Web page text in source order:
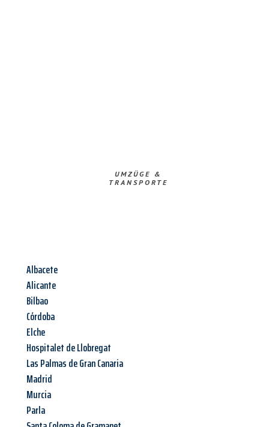
UMZÜGE &
TRANSPORTE
Albacete
Alicante
Bilbao
Córdoba
Elche
Hospitalet de Llobregat
Las Palmas de Gran Canaria
Madrid
Murcia
Parla